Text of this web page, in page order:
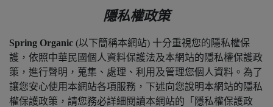
隱私權政策
Spring Organic (以下簡稱本網站) 十分重視您的隱私權保
護，依照中華民國個人資料保護法及本網站的隱私權保護政
策，進行聲明，蒐集、處理、利用及管理您個人資料。為了
讓您安心使用本網站各項服務，下述向您說明本網站的隱私
權保護政策，請您務必詳細閱讀本網站的「隱私權保護政